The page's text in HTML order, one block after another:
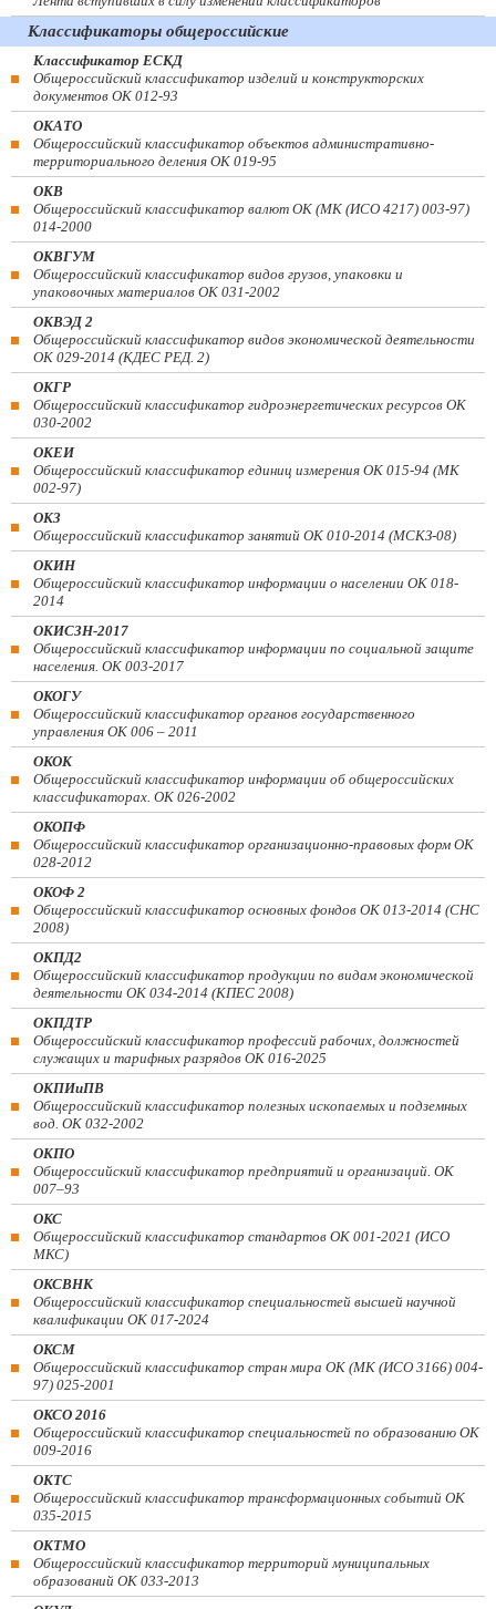
Классификаторы общероссийские
Классификатор ЕСКД
Общероссийский классификатор изделий и конструкторских
документов ОК 012-93
ОКАТО
Общероссийский классификатор объектов административно-
территориального деления ОК 019-95
ОКВ
Общероссийский классификатор валют ОК (МК (ИСО 4217) 003-97)
014-2000
ОКВГУМ
Общероссийский классификатор видов грузов, упаковки и
упаковочных материалов ОК 031-2002
ОКВЭД 2
Общероссийский классификатор видов экономической деятельности
ОК 029-2014 (КДЕС РЕД. 2)
ОКГР
Общероссийский классификатор гидроэнергетических ресурсов ОК
030-2002
ОКЕИ
Общероссийский классификатор единиц измерения ОК 015-94 (МК
002-97)
ОКЗ
Общероссийский классификатор занятий ОК 010-2014 (МСКЗ-08)
ОКИН
Общероссийский классификатор информации о населении ОК 018-
2014
ОКИСЗН-2017
Общероссийский классификатор информации по социальной защите
населения. ОК 003-2017
ОКОГУ
Общероссийский классификатор органов государственного
управления ОК 006 – 2011
ОКОК
Общероссийский классификатор информации об общероссийских
классификаторах. ОК 026-2002
ОКОПФ
Общероссийский классификатор организационно-правовых форм ОК
028-2012
ОКОФ 2
Общероссийский классификатор основных фондов ОК 013-2014 (СНС
2008)
ОКПД2
Общероссийский классификатор продукции по видам экономической
деятельности ОК 034-2014 (КПЕС 2008)
ОКПДТР
Общероссийский классификатор профессий рабочих, должностей
служащих и тарифных разрядов ОК 016-2025
ОКПИиПВ
Общероссийский классификатор полезных ископаемых и подземных
вод. ОК 032-2002
ОКПО
Общероссийский классификатор предприятий и организаций. ОК
007–93
ОКС
Общероссийский классификатор стандартов ОК 001-2021 (ИСО
МКС)
ОКСВНК
Общероссийский классификатор специальностей высшей научной
квалификации ОК 017-2024
ОКСМ
Общероссийский классификатор стран мира ОК (МК (ИСО 3166) 004-
97) 025-2001
ОКСО 2016
Общероссийский классификатор специальностей по образованию ОК
009-2016
ОКТС
Общероссийский классификатор трансформационных событий ОК
035-2015
ОКТМО
Общероссийский классификатор территорий муниципальных
образований ОК 033-2013